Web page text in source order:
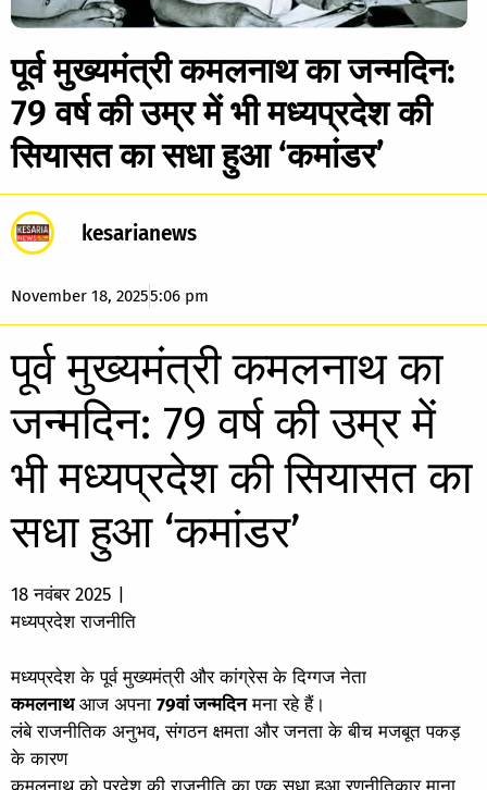
पूर्व मुख्यमंत्री कमलनाथ का जन्मदिन:
79 वर्ष की उम्र में भी मध्यप्रदेश की
सियासत का सधा हुआ ‘कमांडर’
kesarianews
November 18, 20255:06 pm
पूर्व मुख्यमंत्री कमलनाथ का
जन्मदिन: 79 वर्ष की उम्र में
भी मध्यप्रदेश की सियासत का
सधा हुआ ‘कमांडर’
18 नवंबर 2025
मध्यप्रदेश राजनीति
मध्यप्रदेश के पूर्व मुख्यमंत्री और कांग्रेस के दिग्गज नेता
कमलनाथआज अपना 79वां जन्मदिनमना रहे हैं।
लंबे राजनीतिक अनुभव, संगठन क्षमता और जनता के बीच मजबूत पकड़
के कारण